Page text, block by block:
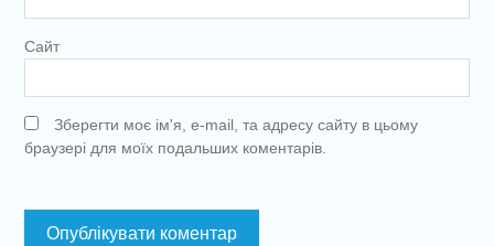
Сайт
Зберегти моє ім'я, e-mail, та адресу сайту в цьому
браузері для моїх подальших коментарів.